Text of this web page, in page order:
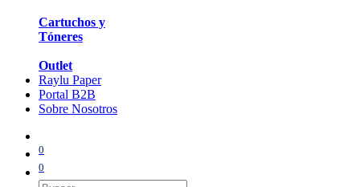
Cartuchos y
Tóneres
Outlet
Raylu Paper
Portal B2B
Sobre Nosotros
0
0